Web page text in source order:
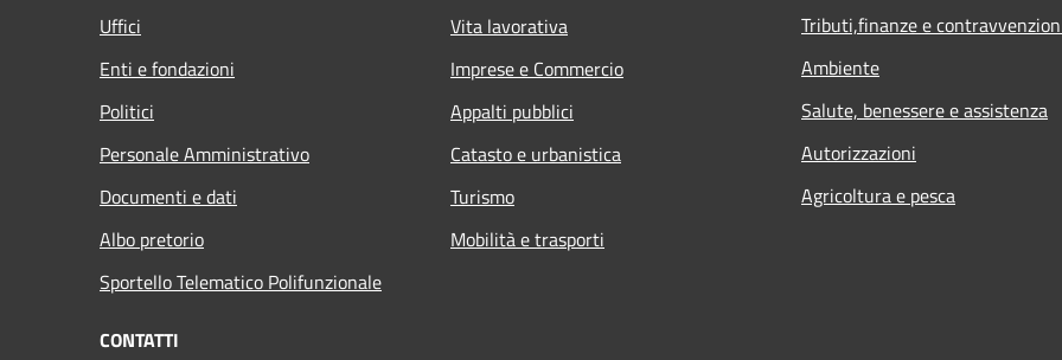
Uffici
Enti e fondazioni
Politici
Personale Amministrativo
Documenti e dati
Albo pretorio
Sportello Telematico Polifunzionale
Vita lavorativa
Imprese e Commercio
Appalti pubblici
Catasto e urbanistica
Turismo
Mobilità e trasporti
Tributi,finanze e
Ambiente
Salute, benessere e assistenza
Autorizzazioni
Agricoltura e pesca
CONTATTI